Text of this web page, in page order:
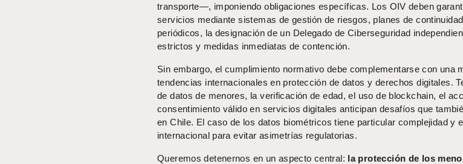
transporte—, imponiendo obligaciones específicas. Los OIV deben
servicios mediante sistemas de gestión de riesgos, planes de
periódicos, la designación de un Delegado de Ciberseguridad
estrictos y medidas inmediatas de contención.
Sin embargo, el cumplimiento normativo debe complementarse con una
tendencias internacionales en protección de datos y derechos digitales.
de datos de menores, la verificación de edad, el uso de blockchain, el
consentimiento válido en servicios digitales anticipan desafíos que
en Chile. El caso de los datos biométricos tiene particular complejidad y
internacional para evitar asimetrías regulatorias.
Queremos detenernos en un aspecto central: la protección de los